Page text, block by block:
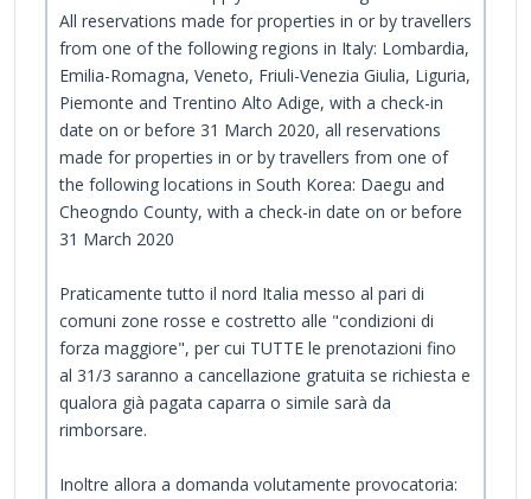
All reservations made for properties in or by travellers
from one of the following regions in Italy: Lombardia,
Emilia-Romagna, Veneto, Friuli-Venezia Giulia, Liguria,
Piemonte and Trentino Alto Adige, with a check-in
date on or before 31 March 2020, all reservations
made for properties in or by travellers from one of
the following locations in South Korea: Daegu and
Cheogndo County, with a check-in date on or before
31 March 2020
Praticamente tutto il nord Italia messo al pari di
comuni zone rosse e costretto alle "condizioni di
forza maggiore", per cui TUTTE le prenotazioni fino
al 31/3 saranno a cancellazione gratuita se richiesta e
qualora già pagata caparra o simile sarà da
rimborsare.
Inoltre allora a domanda volutamente provocatoria: